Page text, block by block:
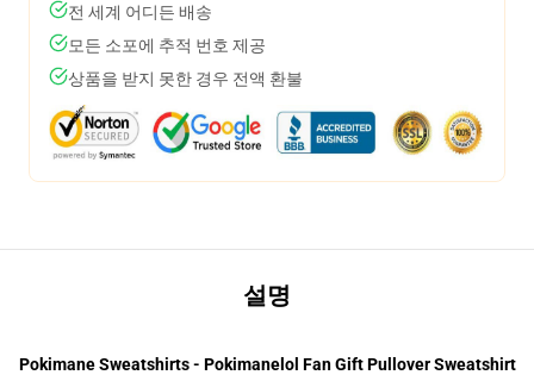
전 세계 어디든 배송
모든 소포에 추적 번호 제공
상품을 받지 못한 경우 전액 환불
설명
Pokimane Sweatshirts - Pokimanelol Fan Gift Pullover Sweatshirt